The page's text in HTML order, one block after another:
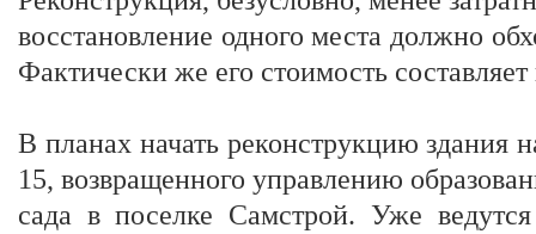
восстановление одного места должно
Фактически же его стоимость
В планах начать реконструкцию
15, возвращенного управлению
сада в поселке Самстрой. Уже